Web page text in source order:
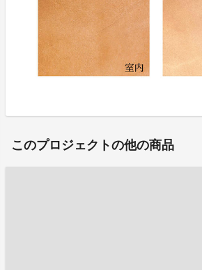
このプロジェクトの他の商品